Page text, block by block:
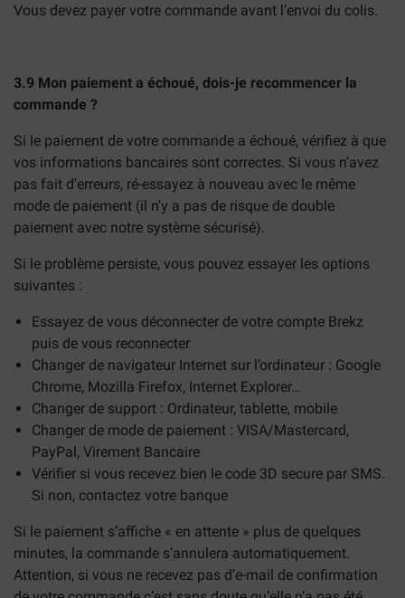
Vous devez payer votre commande avant l’envoi du colis.
3.9 Mon paiement a échoué, dois-je recommencer la
commande ?
Si le paiement de votre commande a échoué, vérifiez à que
vos informations bancaires sont correctes. Si vous n'avez
pas fait d'erreurs, ré-essayez à nouveau avec le même
mode de paiement (il n'y a pas de risque de double
paiement avec notre système sécurisé).
Si le problème persiste, vous pouvez essayer les options
suivantes :
Essayez de vous déconnecter de votre compte Brekz
puis de vous reconnecter
Changer de navigateur Internet sur l’ordinateur : Google
Chrome, Mozilla Firefox, Internet Explorer…
Changer de support : Ordinateur, tablette, mobile
Changer de mode de paiement : VISA/Mastercard,
PayPal, Virement Bancaire
Vérifier si vous recevez bien le code 3D secure par SMS.
Si non, contactez votre banque
Si le paiement s’affiche « en attente » plus de quelques
minutes, la commande s’annulera automatiquement.
Attention, si vous ne recevez pas d’e-mail de confirmation